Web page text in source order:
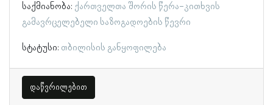
საქმიანობა: ქართველთა შორის წერა-კითხვის
გამავრცელებელი საზოგადოების წევრი
სტატუსი: თბილისის განყოფილება
დაწვრილებით